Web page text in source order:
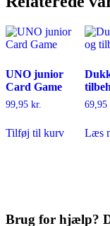
UNO junior
Card Game
99,95 kr.
Tilføj til kurv
69,95
Læs
Brug for hjælp?